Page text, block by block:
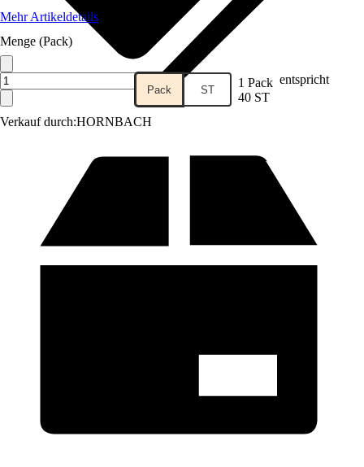
Verkauf durch:HORNBACH
Mehr Artikeldetails
Menge (Pack)
Pack ST 1 Pack entspricht
40 ST